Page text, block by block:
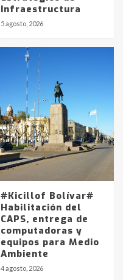
Infraestructura
5 agosto, 2026
#Kicillof Bolívar#
Habilitación del
CAPS, entrega de
computadoras y
equipos para Medio
Ambiente
4 agosto, 2026